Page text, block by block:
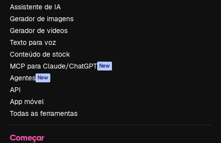
Assistente de IA
Gerador de imagens
Gerador de vídeos
Texto para voz
Conteúdo de stock
MCP para Claude/ChatGPT New
Agentes New
API
App móvel
Todas as ferramentas
Começar